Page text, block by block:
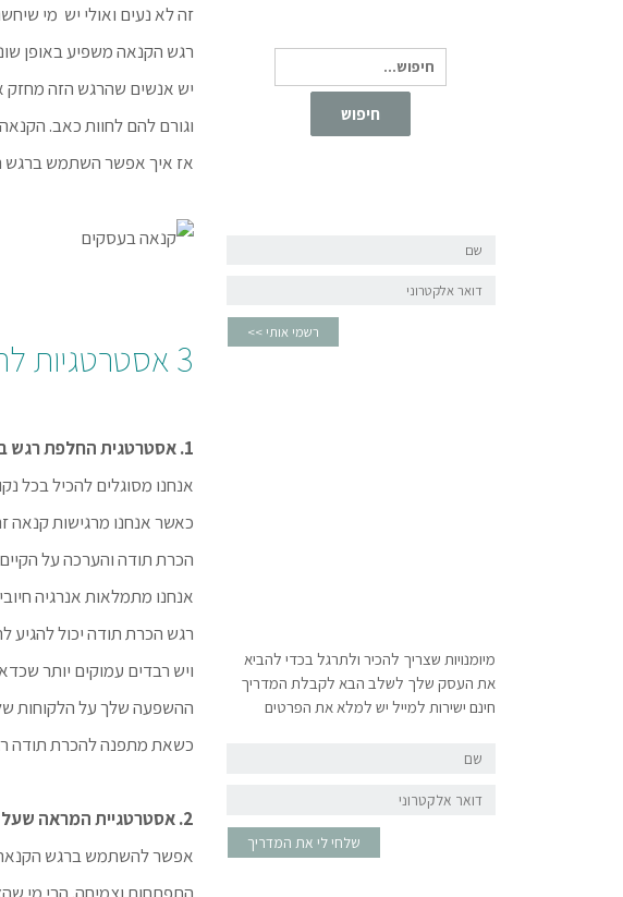
זה לא נעים ואולי יש מי
רגש הקנאה משפיע באופן
יש אנשים שהרגש הזה מחזק
וגורם להם לחוות כאב.
אז איך אפשר השתמש ברגש
3 אסטרטגיות להתמודדות עם קנאה באופן שיחזק את העסק שלך
1. אסטרטגית החלפת רגש ברגש
אנחנו מסוגלים להכיל בכל
כאשר אנחנו מרגישות קנאה
הכרת תודה והערכה על
אנחנו מתמלאות אנרגיה
רגש הכרת תודה יכול להגיע
ויש רבדים עמוקים יותר
ההשפעה שלך על הלקוחות
כשאת מתפנה להכרת תודה
2. אסטרטגיית המראה שעל הקיר
אפשר להשתמש ברגש הקנאה
חיפוש
רשמי אותי >>
מיומנויות שצריך להכיר ולתרגל בכדי להביא
את העסק שלך לשלב הבא לקבלת המדריך
חינם ישירות למייל יש למלא את הפרטים
שלחי לי את המדריך